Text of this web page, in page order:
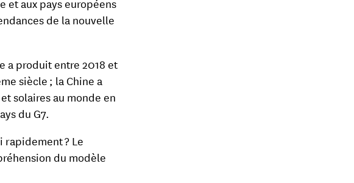
et aux pays européens
de la nouvelle
a produit entre 2018 et
siècle ; la Chine a
solaires au monde en
du G7.
rapidement ? Le
du modèle